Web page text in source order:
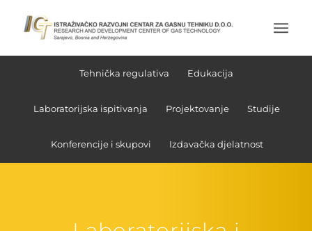
Tehnička regulativa Edukacija
Laboratorijska ispitivanja Projektovanje Studije
Konferencije i skupovi Izdavačka djelatnost